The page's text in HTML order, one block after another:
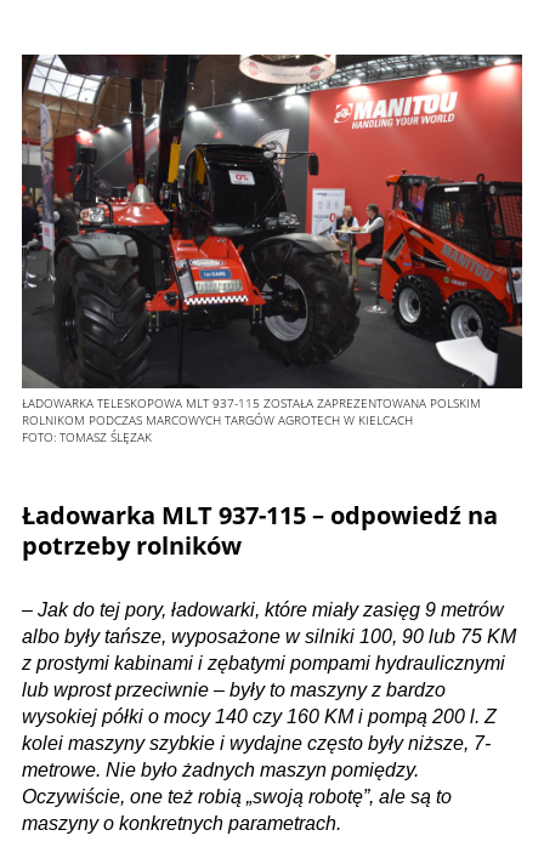
ŁADOWARKA TELESKOPOWA MLT 937-115 ZOSTAŁA ZAPREZENTOWANA POLSKIM
ROLNIKOM PODCZAS MARCOWYCH TARGÓW AGROTECH W KIELCACH
FOTO: TOMASZ ŚLĘZAK
Ładowarka MLT 937-115 – odpowiedź na
potrzeby rolników
– Jak do tej pory, ładowarki, które miały zasięg 9 metrów
albo były tańsze, wyposażone w silniki 100, 90 lub 75 KM
z prostymi kabinami i zębatymi pompami hydraulicznymi
lub wprost przeciwnie – były to maszyny z bardzo
wysokiej półki o mocy 140 czy 160 KM i pompą 200 l. Z
kolei maszyny szybkie i wydajne często były niższe, 7-
metrowe. Nie było żadnych maszyn pomiędzy.
Oczywiście, one też robią „swoją robotę”, ale są to
maszyny o konkretnych parametrach.